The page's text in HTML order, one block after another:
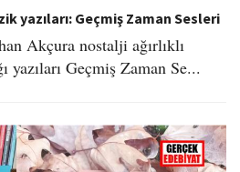
yazıları: Geçmiş Zaman Sesleri
Akçura nostalji ağırlıklı
yazıları Geçmiş Zaman Se...